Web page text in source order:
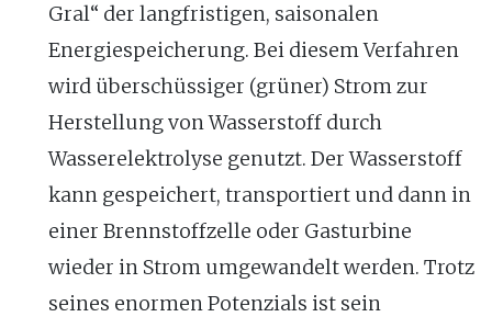
Gral“ der langfristigen, saisonalen
Energiespeicherung. Bei diesem Verfahren
wird überschüssiger (grüner) Strom zur
Herstellung von Wasserstoff durch
Wasserelektrolyse genutzt. Der Wasserstoff
kann gespeichert, transportiert und dann in
einer Brennstoffzelle oder Gasturbine
wieder in Strom umgewandelt werden. Trotz
seines enormen Potenzials ist sein